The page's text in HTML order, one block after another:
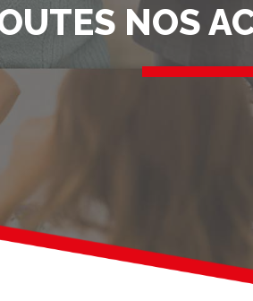
NOS